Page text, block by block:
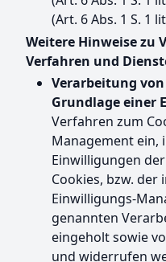
(Art. 6 Abs. 1 S. 1
Weitere Hinweise zu
Verfahren und
Verarbeitung
Grundlage einer
Verfahren zum
Management ein,
Einwilligungen
Cookies, bzw. der
Einwilligungs-
genannten
eingeholt sowie
und widerrufen